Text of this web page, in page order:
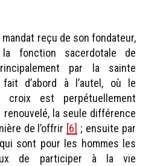
mandat reçu de son fondateur,
fonction sacerdotale de
par la sainte
d’abord à l’autel, où le
est perpétuellement
renouvelé, la seule différence
de l’offrir [6] ; ensuite par
sont pour les hommes les
de participer à la vie